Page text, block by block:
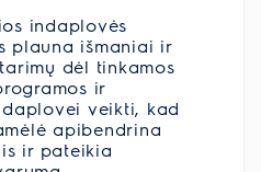
indaplovės
plauna išmaniai ir
dėl tinkamos
ir
veikti, kad
apibendrina
ir pateikia